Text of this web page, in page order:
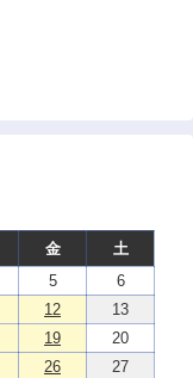
金
土
5
6
12
13
19
20
26
27